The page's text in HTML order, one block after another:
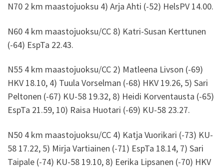
N70 2 km maastojuoksu 4) Arja Ahti (-52) HelsPV 14.00.
N60 4 km maastojuoksu/CC 8) Katri-Susan Kerttunen
(-64) EspTa 22.43.
N55 4 km maastojuoksu/CC 2) Matleena Livson (-69)
HKV 18.10, 4) Tuula Vorselman (-68) HKV 19.26, 5) Sari
Peltonen (-67) KU-58 19.32, 8) Heidi Korventausta (-65)
EspTa 21.59, 10) Raisa Huotari (-69) KU-58 23.27.
N50 4 km maastojuoksu/CC 4) Katja Vuorikari (-73) KU-
58 17.22, 5) Mirja Vartiainen (-71) EspTa 18.14, 7) Sari
Taipale (-74) KU-58 19.10, 8) Eerika Lipsanen (-70) HKV